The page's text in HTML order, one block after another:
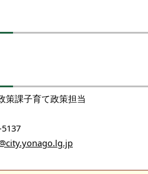
策課子育て政策担当